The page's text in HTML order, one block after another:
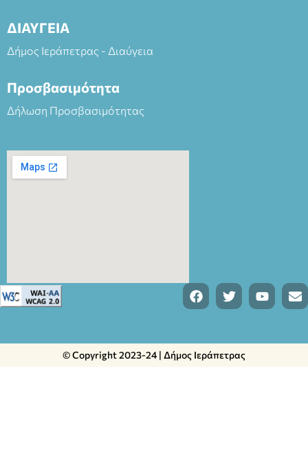
ΔΙΑΥΓΕΙΑ
Δήμος Ιεράπετρας - Διαύγεια
Προσβασιμότητα
Δήλωση Προσβασιμότητας
© Copyright 2023-24 | Δήμος Ιεράπετρας